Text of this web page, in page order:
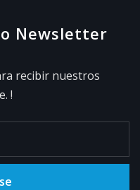
recibir nuestros